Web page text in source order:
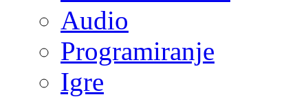
Audio
Programiranje
Igre